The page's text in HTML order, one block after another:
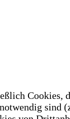
Cookies,
sind